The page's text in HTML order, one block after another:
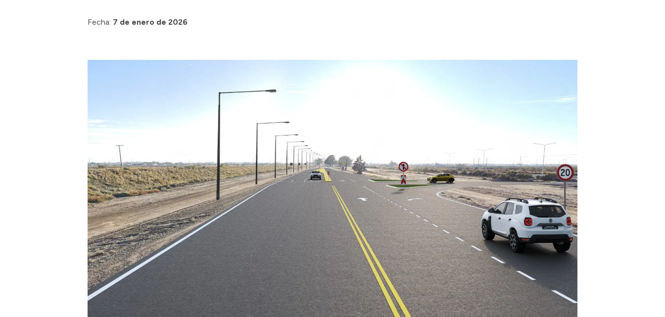
Fecha: 7 de enero de 2026